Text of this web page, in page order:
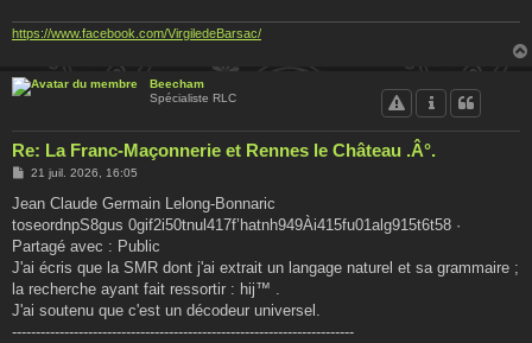
https://www.facebook.com/VirgiledeBarsac/
Beecham
Spécialiste RLC
Re: La Franc-Maçonnerie et Rennes le Château .Â°.
M
s
a
g
21 juil. 2026, 16:05
Jean Claude Germain Lelong-Bonnaric
toseordnpS8gus 0gif2i50tnul417f’hatnh949Ài415fu01alg915t6t58 ·
Partagé avec : Public
J'ai écris que la SMR dont j'ai extrait un langage naturel et sa grammaire ;
la recherche ayant fait ressortir : hij™ .
J'ai soutenu que c'est un décodeur universel.
------------------------------------------------------------------------